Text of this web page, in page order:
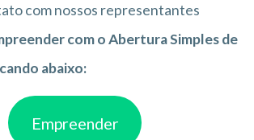
com nossos representantes
com o Abertura Simples de
abaixo:
Empreender